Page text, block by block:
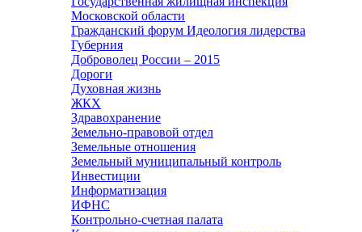
Московской области
Гражданский форум Идеология лидерства
Губерния
Доброволец России – 2015
Дороги
Духовная жизнь
ЖКХ
Здравохранение
Земельно-правовой отдел
Земельные отношения
Земельный муниципальный контроль
Инвестиции
Информатизация
ИФНС
Контрольно-счетная палата